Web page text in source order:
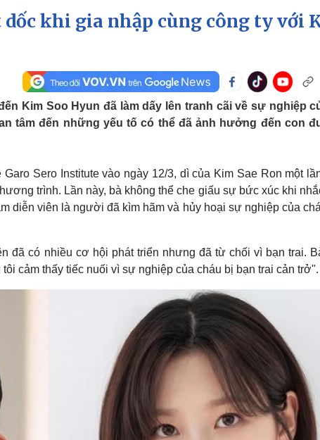
Cuộc sống đó đây
Hồ sơ
Ảnh
E-Magazine
Thể thao
Bóng đá
Lịch thi đấu bóng đá
Hậu trường
Ô tô - Xe máy
Ô tô
Văn hóa
Âm nhạc
Di sản
Giải trí
Sao Việt
khi gia nhập cùng công ty với
Kim Soo Hyun đã làm dấy lên tranh cãi về sự nghiệp
tâm đến những yếu tố có thể đã ảnh hưởng đến con
Sero Institute vào ngày 12/3, dì của Kim Sae Ron một
trình. Lần này, bà không thể che giấu sự bức xúc khi
diễn viên là người đã kìm hãm và hủy hoại sự nghiệp của
đã có nhiều cơ hội phát triển nhưng đã từ chối vì bạn trai.
cảm thấy tiếc nuối vì sự nghiệp của cháu bị bạn trai cản trở".